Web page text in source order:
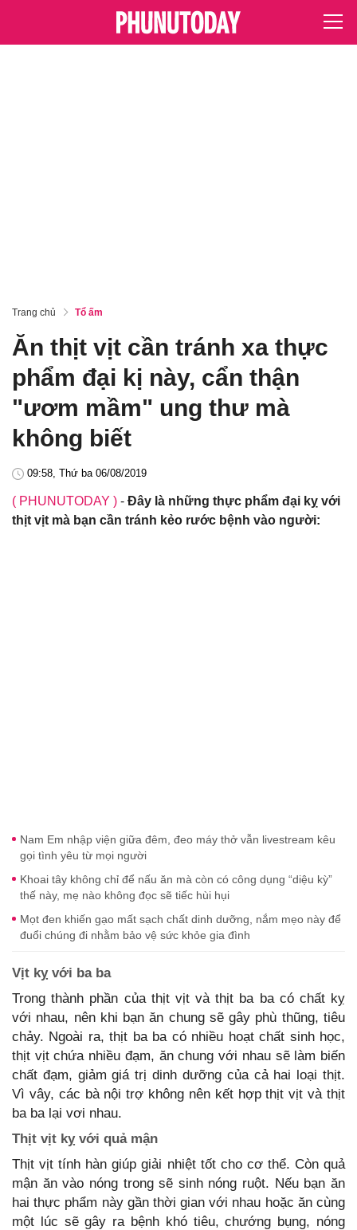
Trang chủ Tổ ấm
Ăn thịt vịt cần tránh xa thực
phẩm đại kị này, cẩn thận
"ươm mầm" ung thư mà
không biết
09:58, Thứ ba 06/08/2019
( PHUNUTODAY ) - Đây là những thực phẩm đại kỵ với
thịt vịt mà bạn cần tránh kẻo rước bệnh vào người:
Nam Em nhập viện giữa đêm, đeo máy thở vẫn livestream kêu
gọi tình yêu từ mọi người
Khoai tây không chỉ để nấu ăn mà còn có công dụng “diệu kỳ”
thế này, mẹ nào không đọc sẽ tiếc hùi hụi
Mọt đen khiến gạo mất sạch chất dinh dưỡng, nắm mẹo này để
đuổi chúng đi nhằm bảo vệ sức khỏe gia đình
Vịt kỵ với ba ba
Trong thành phần của thịt vịt và thịt ba ba có chất kỵ
với nhau, nên khi bạn ăn chung sẽ gây phù thũng, tiêu
chảy. Ngoài ra, thịt ba ba có nhiều hoạt chất sinh học,
thịt vịt chứa nhiều đạm, ăn chung với nhau sẽ làm biến
chất đạm, giảm giá trị dinh dưỡng của cả hai loại thịt.
Vì vây, các bà nội trợ không nên kết hợp thịt vịt và thịt
ba ba lại vơi nhau.
Thịt vịt kỵ với quả mận
Thịt vịt tính hàn giúp giải nhiệt tốt cho cơ thể. Còn quả
mận ăn vào nóng trong sẽ sinh nóng ruột. Nếu bạn ăn
hai thực phẩm này gần thời gian với nhau hoặc ăn cùng
một lúc sẽ gây ra bệnh khó tiêu, chướng bụng, nóng